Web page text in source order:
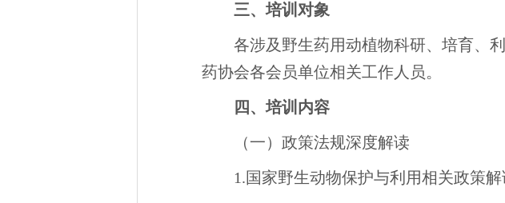
三、培训对象
各涉及野生药用动植物科研、培育、
药协会各会员单位相关工作人员。
四、培训内容
（一）政策法规深度解读
1.国家野生动物保护与利用相关政策解